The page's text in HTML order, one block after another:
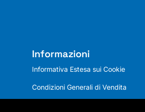
Informazioni
Informativa Estesa sui Cookie
Condizioni Generali di Vendita